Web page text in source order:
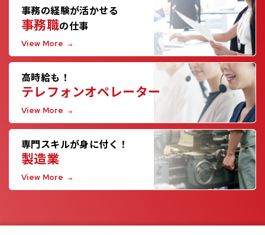
事務の経験が活かせる
事務職の仕事
View More
高時給も！
テレフォンオペレーター
View More
専門スキルが身に付く！
製造業
View More